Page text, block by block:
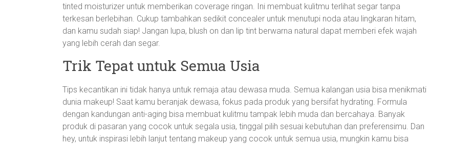
tinted moisturizer untuk memberikan coverage ringan. Ini membuat kulitmu terlihat segar tanpa
terkesan berlebihan. Cukup tambahkan sedikit concealer untuk menutupi noda atau lingkaran hitam,
dan kamu sudah siap! Jangan lupa, blush on dan lip tint berwarna natural dapat memberi efek wajah
yang lebih cerah dan segar.
Trik Tepat untuk Semua Usia
Tips kecantikan ini tidak hanya untuk remaja atau dewasa muda. Semua kalangan usia bisa menikmati
dunia makeup! Saat kamu beranjak dewasa, fokus pada produk yang bersifat hydrating. Formula
dengan kandungan anti-aging bisa membuat kulitmu tampak lebih muda dan bercahaya. Banyak
produk di pasaran yang cocok untuk segala usia, tinggal pilih sesuai kebutuhan dan preferensimu. Dan
hey, untuk inspirasi lebih lanjut tentang makeup yang cocok untuk semua usia, mungkin kamu bisa